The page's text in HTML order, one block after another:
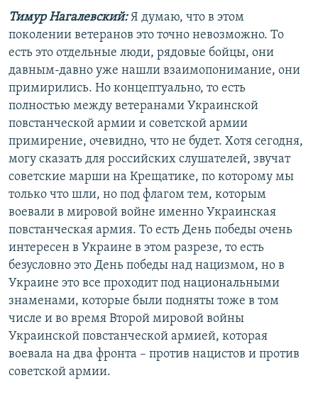
Тимур Нагалевский:Я думаю, что в этом
поколении ветеранов это точно невозможно. То
есть это отдельные люди, рядовые бойцы, они
давным-давно уже нашли взаимопонимание, они
примирились. Но концептуально, то есть
полностью между ветеранами Украинской
повстанческой армии и советской армии
примирение, очевидно, что не будет. Хотя сегодня,
могу сказать для российских слушателей, звучат
советские марши на Крещатике, по которому мы
только что шли, но под флагом тем, которым
воевали в мировой войне именно Украинская
повстанческая армия. То есть День победы очень
интересен в Украине в этом разрезе, то есть
безусловно это День победы над нацизмом, но в
Украине это все проходит под национальными
знаменами, которые были подняты тоже в том
числе и во время Второй мировой войны
Украинской повстанческой армией, которая
воевала на два фронта – против нацистов и против
советской армии.